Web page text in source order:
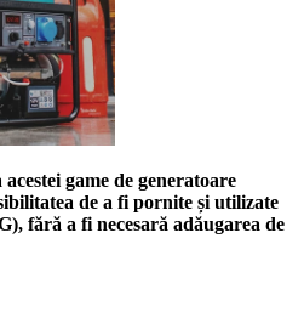
game de generatoare
de a fi pornite și utilizate
fără a fi necesară adăugarea de